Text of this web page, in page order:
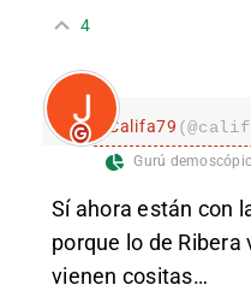
4
Califa79
Gurú
Sí ahora están con
porque lo de Ribera
vienen cositas…